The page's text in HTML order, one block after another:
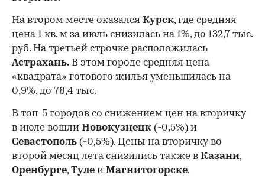
На втором месте оказался Курск, где средняя
цена 1 кв. м за июль снизилась на 1%, до 132,7 тыс.
руб. На третьей строчке расположилась
Астрахань. В этом городе средняя цена
«квадрата» готового жилья уменьшилась на
0,9%, до 78,4 тыс.
В топ-5 городов со снижением цен на вторичку
в июле вошли Новокузнецк (-0,5%) и
Севастополь (-0,5%). Цены на вторичку во
второй месяц лета снизились также в Казани,
Оренбурге,Туле и Магнитогорске.